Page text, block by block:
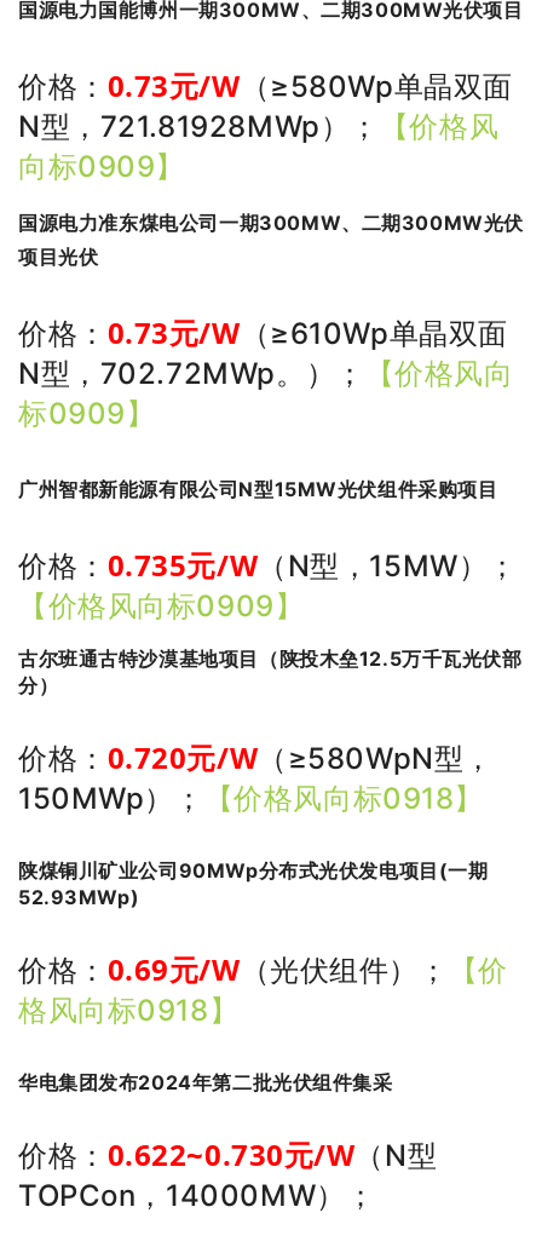
国源电力国能博州一期300MW、二期300MW光伏项目
价格： 0.73元/W （≥580Wp单晶双面
N型，721.81928MWp）
；
【价格风
向标0909】
国源电力准东煤电公司一期300MW、二期300MW光伏
项目光伏
价格： 0.73元/W （≥610Wp单晶双面
N型，702.72MWp。）
；
【价格风向
标0909】
广州智都新能源有限公司N型15MW光伏组件采购项目
价格： 0.735元/W （N型，15MW）
；
【价格风向标0909】
古尔班通古特沙漠基地项目（陕投木垒12.5万千瓦光伏部
分）
价格： 0.720元/W （≥580WpN型，
150MWp）
； 【价格风向标0918】
陕煤铜川矿业公司90MWp分布式光伏发电项目(一期
52.93MWp)
价格： 0.69元/W （光伏组件） ；
【价
格风向标0918】
华电集团发布2024年第二批光伏组件集采
价格： 0.622~0.730元/W （N型
TOPCon，14000MW）
；